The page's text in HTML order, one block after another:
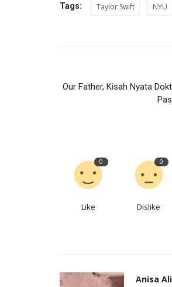
Tags: Taylor Swift NYU
Our Father, Kisah Nyata
0
Like
0
Dislike
Anisa